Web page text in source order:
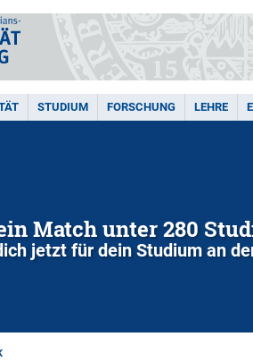
STUDIUM FORSCHUNG LEHRE
Match unter 280
jetzt für dein Studium an